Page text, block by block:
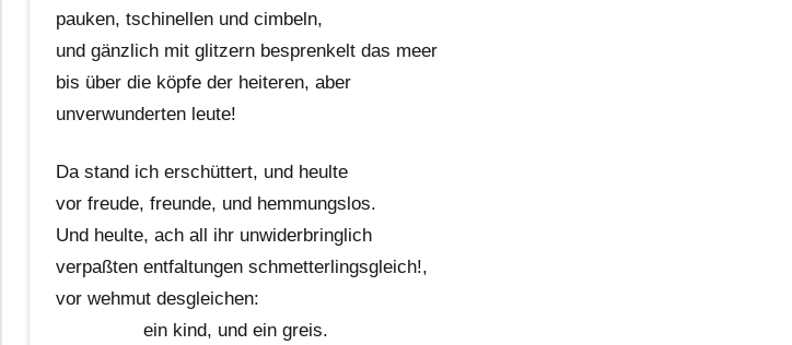
pauken, tschinellen und cimbeln,
und gänzlich mit glitzern besprenkelt das meer
bis über die köpfe der heiteren, aber
unverwunderten leute!
Da stand ich erschüttert, und heulte
vor freude, freunde, und hemmungslos.
Und heulte, ach all ihr unwiderbringlich
verpaßten entfaltungen schmetterlingsgleich!,
vor wehmut desgleichen:
ein kind, und ein greis.